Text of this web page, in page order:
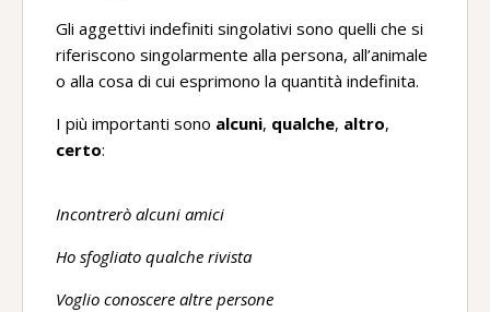
Gli aggettivi indefiniti singolativi sono quelli che si
riferiscono singolarmente alla persona, all’animale
o alla cosa di cui esprimono la quantità indefinita.
I più importanti sono alcuni, qualche, altro,
certo:
Incontrerò alcuni amici
Ho sfogliato qualche rivista
Voglio conoscere altre persone